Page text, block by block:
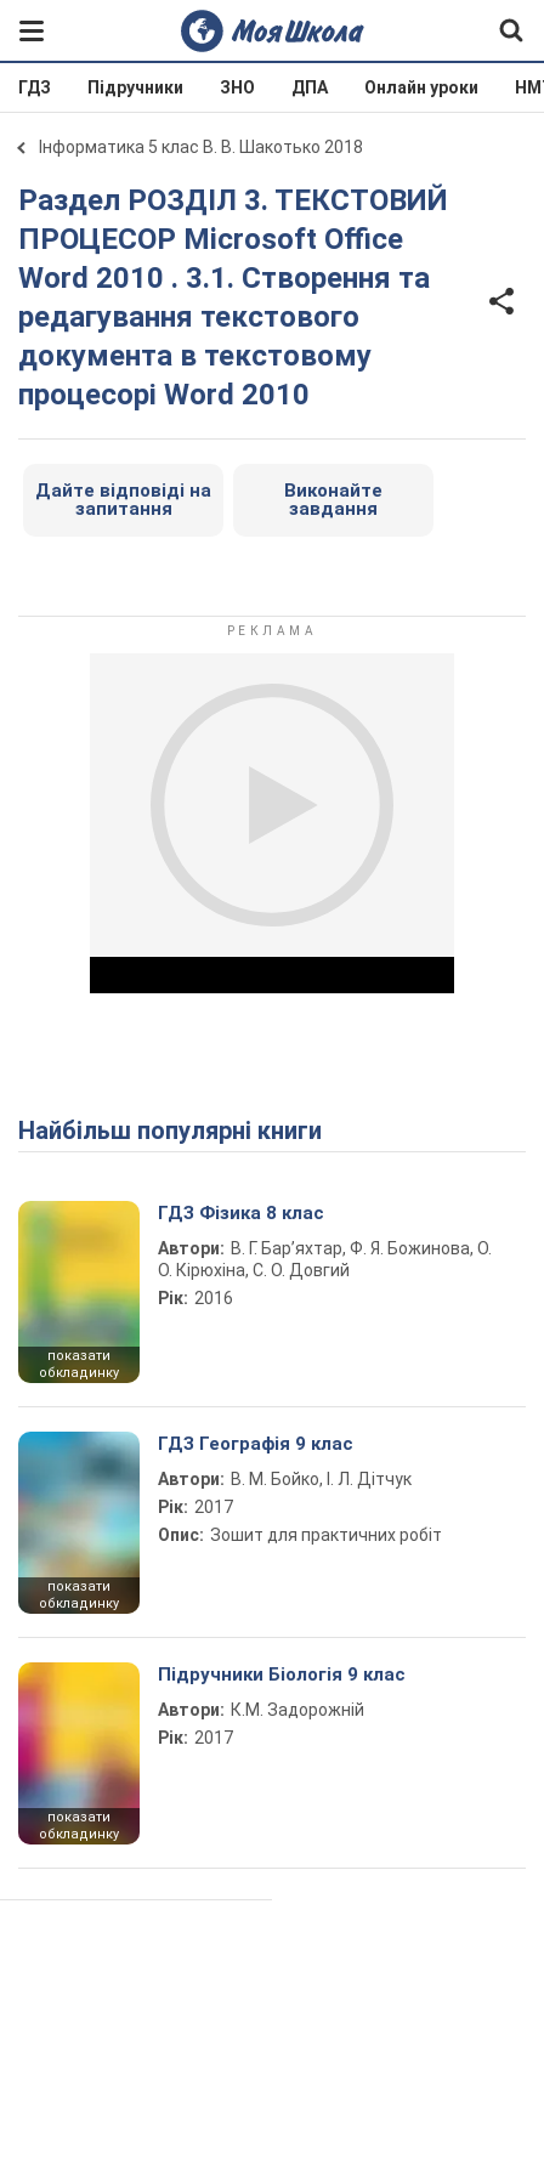
ГДЗ Підручники ЗНО ДПА Онлайн уроки
Інформатика 5 клас В. В. Шакотько 2018
Раздел РОЗДІЛ 3. ТЕКСТОВИЙ
ПРОЦЕСОР Microsoft Office
Word 2010 . 3.1. Створення та
редагування текстового
документа в текстовому
процесорі Word 2010
Дайте відповіді на
запитання
Виконайте
завдання
Play Video
Найбільш популярні книги
показати
обкладинку
ГДЗ Фізика 8 клас
Автори: В. Г. Бар’яхтар, Ф. Я. Божинова, О.
О. Кірюхіна, С. О. Довгий
Рік: 2016
показати
обкладинку
ГДЗ Географія 9 клас
Автори: В. М. Бойко, І. Л. Дітчук
Рік: 2017
Опис: Зошит для практичних робіт
показати
обкладинку
Підручники Біологія 9 клас
Автори: К.М. Задорожній
Рік: 2017